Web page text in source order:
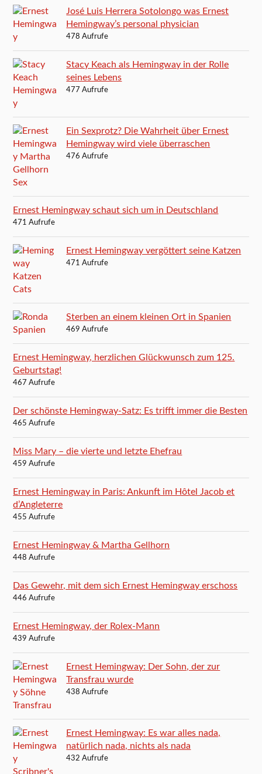
José Luis Herrera Sotolongo was Ernest
Hemingway’s personal physician
478 Aufrufe
Stacy Keach als Hemingway in der Rolle
seines Lebens
477 Aufrufe
Ein Sexprotz? Die Wahrheit über Ernest
Hemingway wird viele überraschen
476 Aufrufe
Ernest Hemingway schaut sich um in Deutschland
471 Aufrufe
Ernest Hemingway vergöttert seine Katzen
471 Aufrufe
Sterben an einem kleinen Ort in Spanien
469 Aufrufe
Ernest Hemingway, herzlichen Glückwunsch zum 125.
Geburtstag!
467 Aufrufe
Der schönste Hemingway-Satz: Es trifft immer die Besten
465 Aufrufe
Miss Mary – die vierte und letzte Ehefrau
459 Aufrufe
Ernest Hemingway in Paris: Ankunft im Hôtel Jacob et
d’Angleterre
455 Aufrufe
Ernest Hemingway & Martha Gellhorn
448 Aufrufe
Das Gewehr, mit dem sich Ernest Hemingway erschoss
446 Aufrufe
Ernest Hemingway, der Rolex-Mann
439 Aufrufe
Ernest Hemingway: Der Sohn, der zur
Transfrau wurde
438 Aufrufe
Ernest Hemingway: Es war alles nada,
natürlich nada, nichts als nada
432 Aufrufe